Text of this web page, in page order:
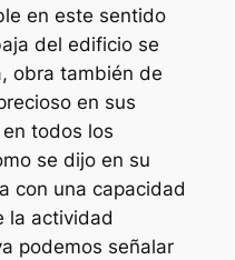
en este sentido
del edificio se
obra también de
en sus
todos los
se dijo en su
con una capacidad
la actividad
podemos señalar